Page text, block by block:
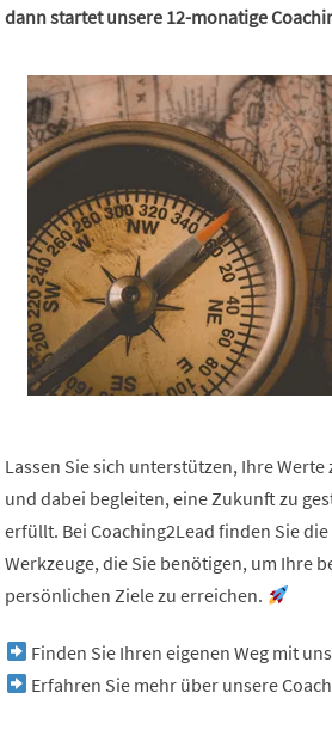
dann startet unsere 12-monatige
Lassen Sie sich unterstützen, Ihre Werte
und dabei begleiten, eine Zukunft zu
erfüllt. Bei Coaching2Lead finden Sie
Werkzeuge, die Sie benötigen, um Ihre
persönlichen Ziele zu erreichen.
Finden Sie Ihren eigenen Weg mit
Erfahren Sie mehr über unsere